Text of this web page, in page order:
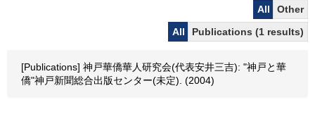
All
Other
All
Publications (1 results)
[Publications] 神戸華僑華人研究会(代表安井三吉): "神戸と華
僑"神戸新聞総合出版センター(未定). (2004)